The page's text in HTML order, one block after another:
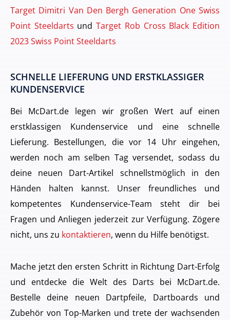
Target Dimitri Van Den Bergh Generation One Swiss
Point Steeldarts undTarget Rob Cross Black Edition
2023 Swiss Point Steeldarts
SCHNELLE LIEFERUNG UND ERSTKLASSIGER
KUNDENSERVICE
Bei McDart.de legen wir großen Wert auf einen
erstklassigen Kundenservice und eine schnelle
Lieferung. Bestellungen, die vor 14 Uhr eingehen,
werden noch am selben Tag versendet, sodass du
deine neuen Dart-Artikel schnellstmöglich in den
Händen halten kannst. Unser freundliches und
kompetentes Kundenservice-Team steht dir bei
Fragen und Anliegen jederzeit zur Verfügung. Zögere
nicht, uns zu kontaktieren, wenn du Hilfe benötigst.
Mache jetzt den ersten Schritt in Richtung Dart-Erfolg
und entdecke die Welt des Darts bei McDart.de.
Bestelle deine neuen Dartpfeile, Dartboards und
Zubehör von Top-Marken und trete der wachsenden